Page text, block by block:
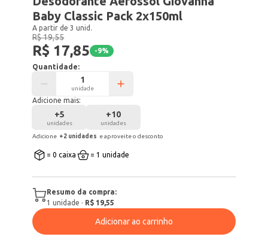
Baby Classic Pack 2x150ml
A partir de 3 unid.
R$ 19,55
R$ 17,85 -9%
Quantidade:
unidade
Adicione mais:
+5
unidades
+10
unidades
Adicione +2 unidades e aproveite o desconto
= 0 caixa = 1 unidade
Resumo da compra:
1 unidade · R$ 19,55
Adicionar ao carrinho